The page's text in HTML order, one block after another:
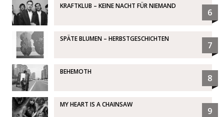
KRAFTKLUB – KEINE NACHT FÜR NIEMAND
6
SPÄTE BLUMEN – HERBSTGESCHICHTEN
7
BEHEMOTH
8
MY HEART IS A CHAINSAW
9